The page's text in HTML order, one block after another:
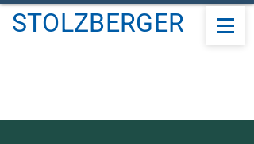
STOLZBERGER